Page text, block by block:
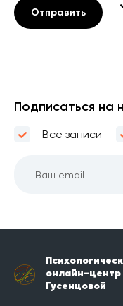
Отправить
Подписаться на
Все записи
онлайн-центр
Гусенцовой